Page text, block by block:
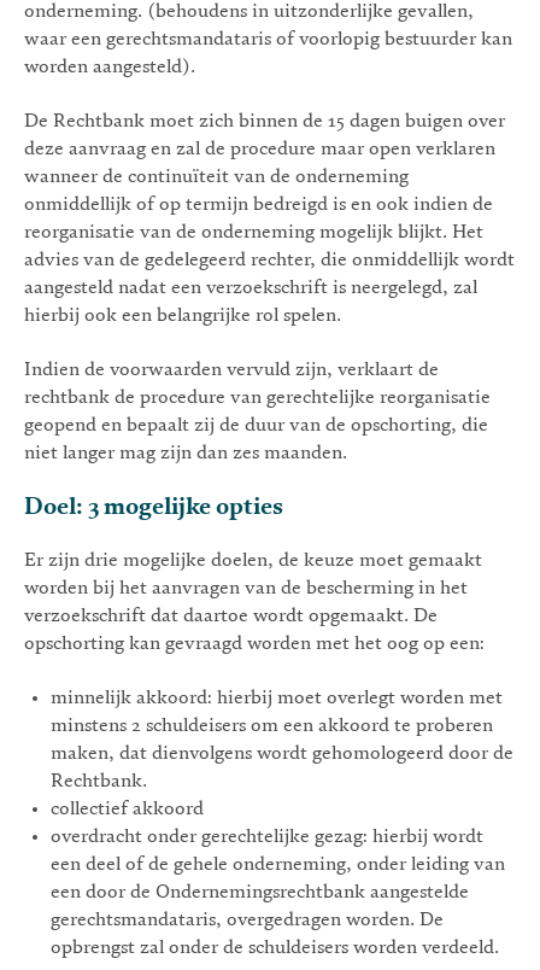
onderneming. (behoudens in uitzonderlijke gevallen,
waar een gerechtsmandataris of voorlopig bestuurder kan
worden aangesteld).
De Rechtbank moet zich binnen de 15 dagen buigen over
deze aanvraag en zal de procedure maar open verklaren
wanneer de continuïteit van de onderneming
onmiddellijk of op termijn bedreigd is en ook indien de
reorganisatie van de onderneming mogelijk blijkt. Het
advies van de gedelegeerd rechter, die onmiddellijk wordt
aangesteld nadat een verzoekschrift is neergelegd, zal
hierbij ook een belangrijke rol spelen.
Indien de voorwaarden vervuld zijn, verklaart de
rechtbank de procedure van gerechtelijke reorganisatie
geopend en bepaalt zij de duur van de opschorting, die
niet langer mag zijn dan zes maanden.
Doel: 3 mogelijke opties
Er zijn drie mogelijke doelen, de keuze moet gemaakt
worden bij het aanvragen van de bescherming in het
verzoekschrift dat daartoe wordt opgemaakt. De
opschorting kan gevraagd worden met het oog op een:
minnelijk akkoord: hierbij moet overlegt worden met
minstens 2 schuldeisers om een akkoord te proberen
maken, dat dienvolgens wordt gehomologeerd door de
Rechtbank.
collectief akkoord
overdracht onder gerechtelijke gezag: hierbij wordt
een deel of de gehele onderneming, onder leiding van
een door de Ondernemingsrechtbank aangestelde
gerechtsmandataris, overgedragen worden. De
opbrengst zal onder de schuldeisers worden verdeeld.